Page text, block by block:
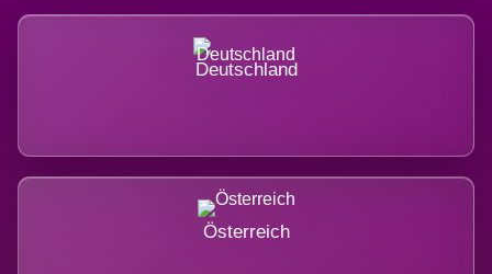
Deutschland
Österreich